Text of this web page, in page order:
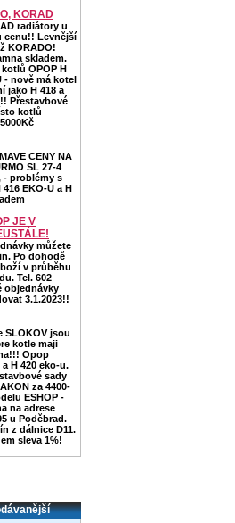
KORAD
radiátory u
cenu!! Levnější
KORADO!
skladem.
OPOP H
- nově má kotel
jako H 418 a
Přestavbové
kotlů
CENY NA
SL 27-4
- problémy s
EKO-U a H
JE V
můžete
Po dohodě
v průběhu
Tel. 602
objednávky
3.1.2023!!
SLOKOV jsou
kotle maji
Opop
H 420 eko-u.
sady
za 4400-
ESHOP -
na adrese
u Poděbrad.
z dálnice D11.
sleva 1%!